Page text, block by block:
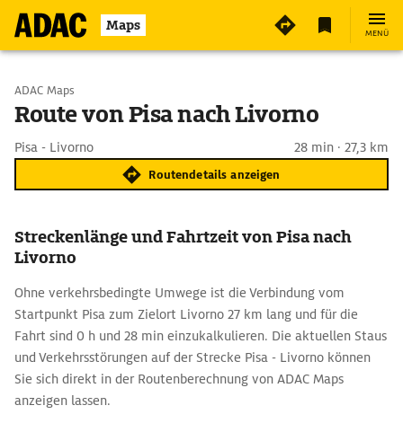
Maps MENÜ
Start wählen
ADAC Maps
Route von Pisa nach Livorno
Pisa - Livorno 28 min · 27,3 km
Routendetails anzeigen
Streckenlänge und Fahrtzeit von Pisa nach
Livorno
Ohne verkehrsbedingte Umwege ist die Verbindung vom
Startpunkt Pisa zum Zielort Livorno 27 km lang und für die
Fahrt sind 0 h und 28 min einzukalkulieren. Die aktuellen Staus
und Verkehrsstörungen auf der Strecke Pisa - Livorno können
Sie sich direkt in der Routenberechnung von ADAC Maps
anzeigen lassen.